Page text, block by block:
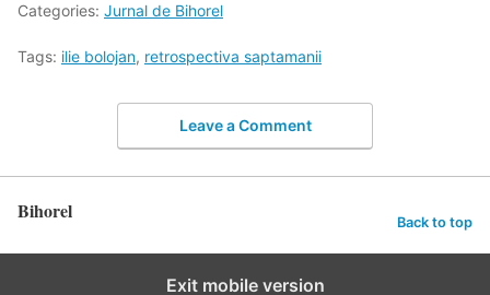
Categories: Jurnal de Bihorel
Tags: ilie bolojan, retrospectiva saptamanii
Leave a Comment
Bihorel Back to top
Exit mobile version